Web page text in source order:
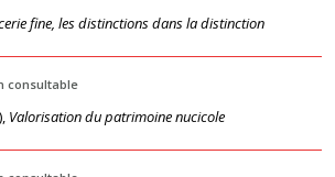
fine, les distinctions dans la distinction
consultable
), Valorisation du patrimoine nucicole